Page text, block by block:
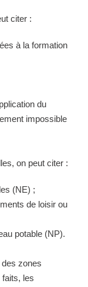
citer :
à la formation
du
impossible
on peut citer :
(NE) ;
de loisir ou
potable (NP).
zones
les